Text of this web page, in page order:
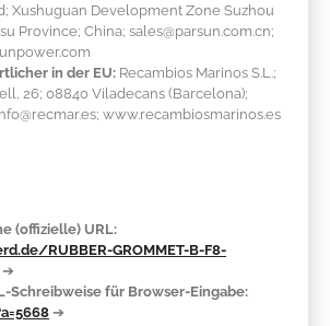
Xushuguan Development Zone Suzhou
Province; China; sales@parsun.com.cn;
in der EU: Recambios Marinos S.L.;
26; 08840 Viladecans (Barcelona);
www.recambiosmarinos.es
(offizielle) URL:
RUBBER-GROMMET-B-F8-
➔
Schreibweise für Browser-Eingabe:
➔